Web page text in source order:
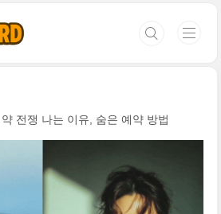
전쟁 나는 이유, 숨은 예약 방법